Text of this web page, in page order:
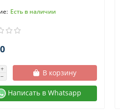
Есть в наличии
В корзину
Написать в Whatsapp